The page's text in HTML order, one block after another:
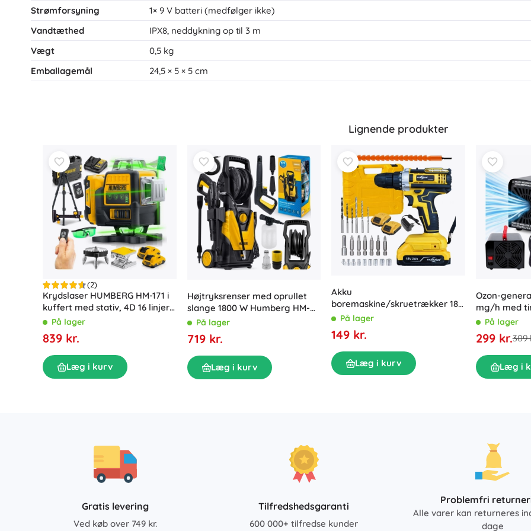
Strømforsyning
1× 9 V batteri (medfølger ikke)
Vandtæthed
IPX8, neddykning op til 3 m
Vægt
0,5 kg
Emballagemål
24,5 × 5 × 5 cm
Lignende produkter
(2)
Krydslaser HUMBERG HM-171 i
kuffert med stativ, 4D 16 linjer,
grøn stråle
På lager
839 kr.
Læg i kurv
Højtryksrenser med oprullet
slange 1800 W Humberg HM-
300, 230 bar
På lager
719 kr.
Læg i kurv
Akku
boremaskine/skruetrækker 18
V med LED, 2× 2 Ah batterier
og kuffert med tilbehør
På lager
149 kr.
Læg i kurv
Ozon-
mg/h med
På lager
299 kr.309
Læg i
Gratis levering
Ved køb over 749 kr.
Tilfredshedsgaranti
600 000+ tilfredse kunder
Problemfri
Alle varer kan returneres
dage